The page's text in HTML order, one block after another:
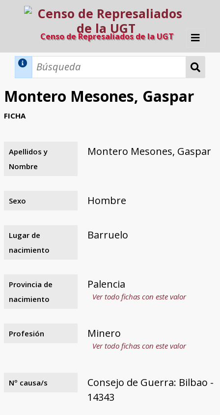
Censo de Represaliados de la UGT
Inicio
Razones y objetivos
El equipo
Colaboradores
Fuentes documentales
Montero Mesones, Gaspar
FICHA
Apellidos y
Nombre
Montero Mesones, Gaspar
Sexo Hombre
Lugar de
nacimiento
Barruelo
Provincia de
nacimiento
Palencia
Ver todo fichas con este valor
Profesión Minero
Ver todo fichas con este valor
Nº causa/s
Consejo de Guerra: Bilbao -
14343